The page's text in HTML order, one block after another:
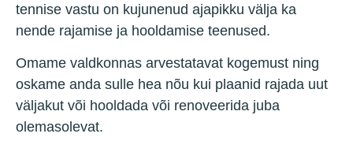
tennise vastu on kujunenud ajapikku välja ka
nende rajamise ja hooldamise teenused.
Omame valdkonnas arvestatavat kogemust ning
oskame anda sulle hea nõu kui plaanid rajada uut
väljakut või hooldada või renoveerida juba
olemasolevat.